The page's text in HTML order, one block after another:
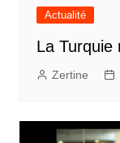
Actualité
La Turquie
Zertine